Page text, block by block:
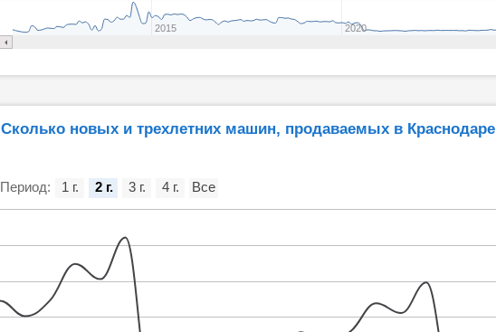
2015 2020
Сколько новых и трехлетних машин, продаваемых в Краснодаре
Период: 1 г. 2 г. 3 г. 4 г. Все